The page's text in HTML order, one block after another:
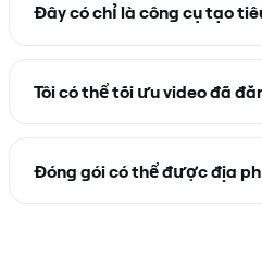
Đây có chỉ là công cụ tạo
Tôi có thể tối ưu video đã
Đóng gói có thể được địa